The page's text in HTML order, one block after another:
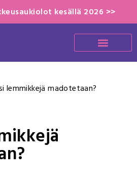
kesällä 2026 >>
lemmikkejä madotetaan?